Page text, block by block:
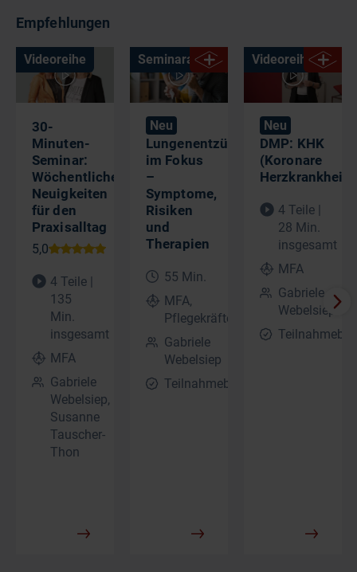
Empfehlungen
30-
Minuten-
Seminar:
Wöchentliche
Neuigkeiten
für den
Praxisalltag
4 Teile |
135
Min.
insgesamt
MFA
Gabriele
Webelsiep,
Susanne
Tauscher-
Thon
Videoreihe
Neu
Lungenentzündung
im Fokus
–
Symptome,
Risiken
und
Therapien​
55 Min.
MFA,
Pflegekräfte
Gabriele
Webelsiep
Teilnahmebescheinigung
Seminaraufzeichnung
Neu
DMP: KHK
(Koronare
Herzkrankheit)
4 Teile |
28 Min.
insgesamt
MFA
Gabriele
Webelsiep
Videoreihe